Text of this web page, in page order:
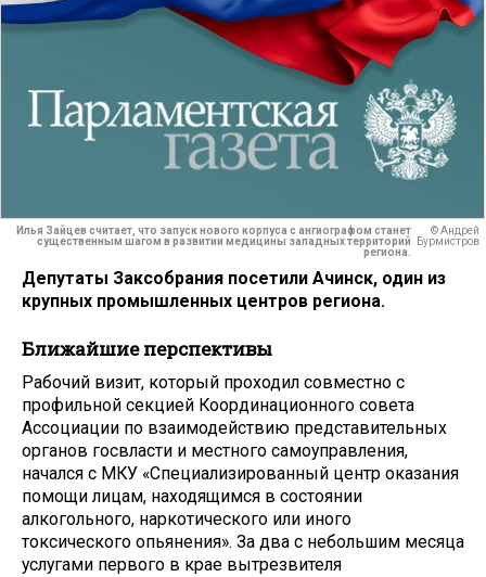
Илья Зайцев считает, что запуск нового корпуса с ангиографом станет
существенным шагом в развитии медицины западных территорий
региона.
© Андрей
Бурмистров
Депутаты Заксобрания посетили Ачинск, один из
крупных промышленных центров региона.
Ближайшие перспективы
Рабочий визит, который проходил совместно с
профильной секцией Координационного совета
Ассоциации по взаимодействию представительных
органов госвласти и местного самоуправления,
начался с МКУ «Специализированный центр оказания
помощи лицам, находящимся в состоянии
алкогольного, наркотического или иного
токсического опьянения». За два с небольшим месяца
услугами первого в крае вытрезвителя